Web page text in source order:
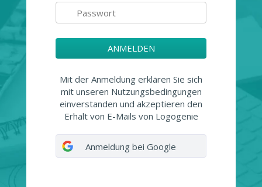
ANMELDEN
Mit der Anmeldung erklären Sie sich
mit unseren Nutzungsbedingungen
einverstanden und akzeptieren den
Erhalt von E-Mails von Logogenie
Anmeldung bei Google